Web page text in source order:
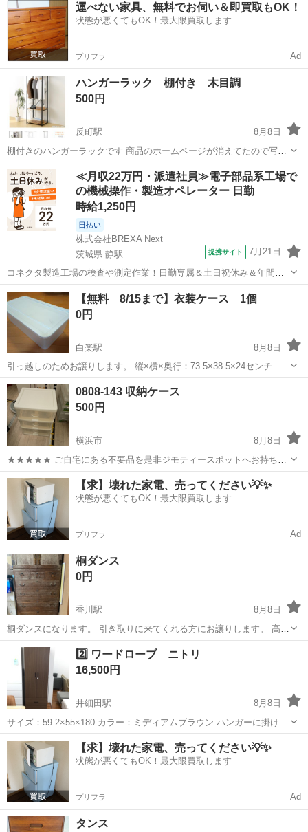
運べない家具、無料でお伺い＆即買取もOK！
状態が悪くてもOK！最大限買取します
プリフラ Ad
ハンガーラック 棚付き 木目調
500円
反町駅
8月8日
棚付きのハンガーラックです 商品のホームページが消えてたので写真
はニトリのハンガーラックを掲載してます。大体見た目は同じです。
購入して4.5年経ちますが、使用感はほどほどだと思います 【寸法】幅
62奥行き43.5高さ16...
神奈川 横浜市 反町駅 収納家具
≪月収22万円・派遣社員≫電子部品系工場で
の機械操作・製造オペレーター 日勤
時給1,250円
日払い
株式会社BREXA Next
茨城県 静駅
提携サイト 7月21日
コネクタ製造工場の検査や測定作業！日勤専属＆土日祝休み＆年間休
日128日★クリーンルーム内作業★マイカー通勤OK＆無料駐車場あり
★就業先食堂利用可！日払い制度あり！《茨城県常陸大宮市》 人気の
工場のお仕事 ◇コネクタ製造工...
茨城 常陸大宮市 その他
【無料 8/15まで】衣装ケース 1個
0円
白楽駅
8月8日
引っ越しのためお譲りします。 縦×横×奥行：73.5×38.5×24センチ 希
望者が複数いた場合は、他のものとまとめて引き取っていただける方
を優先しますので予めご了承ください。
神奈川 横浜市 収納家具
0808-143 収納ケース
500円
横浜市
8月8日
★★★★★ ご自宅にある不要品を是非ジモティースポットへお持ち込
みしませんか？ 家電、趣味・スポーツ・レジャー用品、こども用品、
衣料服飾品、生活雑貨、家具、本、CD・DVDなどが無料でまとめて持
ち込めます！ ※詳細はこ...
神奈川 横浜市 収納家具 現地
【求】壊れた家電、売ってください💡✨
状態が悪くてもOK！最大限買取します
プリフラ Ad
桐ダンス
0円
香川駅
8月8日
桐ダンスになります。 引き取りに来てくれる方にお譲りします。 高さ
162.5 幅88.5 奥行42.5
神奈川 茅ヶ崎市 香川駅 収納家具
2️⃣ ワードローブ ニトリ
16,500円
井細田駅
8月8日
サイズ：59.2×55×180 カラー：ミディアムブラウン ハンガーに掛けた
い服も 畳んで引き出しにしまいたい服も これ一台で収納できる👔 全
段スライドレールを使用、動きがスムーズで 出し入れしやすい◎ リユ
ース品のた...
神奈川 小田原市 井細田駅 収納家具
【求】壊れた家電、売ってください💡✨
状態が悪くてもOK！最大限買取します
プリフラ Ad
タンス